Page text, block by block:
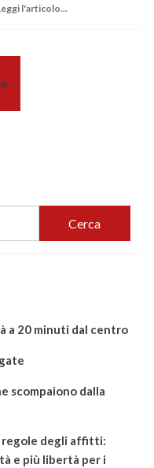
l'articolo...
Cerca
a 20 minuti dal centro
scompaiono dalla
regole degli affitti:
e più libertà per i